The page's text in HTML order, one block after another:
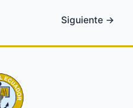
Siguiente →